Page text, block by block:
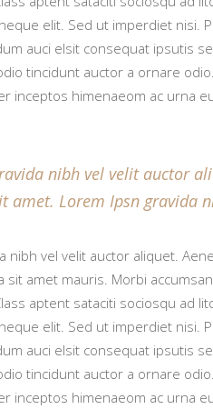
elit. Sed ut imperdiet nisi.
auci elsit consequat ipsutis
tincidunt auctor a ornare
inceptos himenaeom ac urna
nibh vel velit auctor
amet. Lorem Ipsn gravida
nibh vel velit auctor aliquet.
sit amet mauris. Morbi
aptent sataciti sociosqu ad
elit. Sed ut imperdiet nisi.
auci elsit consequat ipsutis
tincidunt auctor a ornare
inceptos himenaeom ac urna